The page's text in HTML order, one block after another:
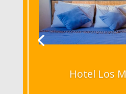
Hotel Los